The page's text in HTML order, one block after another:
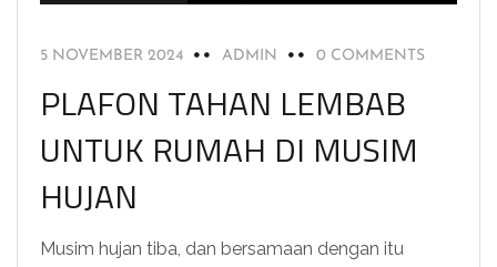
5 NOVEMBER 2024 ADMIN 0 COMMENTS
PLAFON TAHAN LEMBAB
UNTUK RUMAH DI MUSIM
HUJAN
Musim hujan tiba, dan bersamaan dengan itu